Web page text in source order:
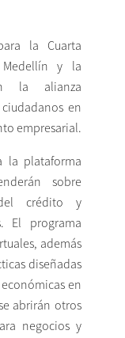
la Cuarta
Medellín y la
la alianza
en
empresarial.
la plataforma
sobre
crédito y
El programa
además
diseñadas
en
abrirán otros
negocios y